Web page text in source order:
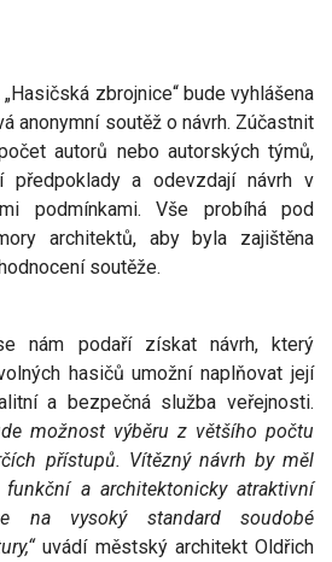
zbrojnice“ bude vyhlášena
anonymní soutěž o návrh. Zúčastnit
autorů nebo autorských týmů,
předpoklady a odevzdají návrh v
podmínkami. Vše probíhá pod
architektů, aby byla zajištěna
soutěže.
nám podaří získat návrh, který
hasičů umožní naplňovat její
a bezpečná služba veřejnosti.
možnost výběru z většího počtu
přístupů. Vítězný návrh by měl
a architektonicky atraktivní
na vysoký standard soudobé
uvádí městský architekt Oldřich